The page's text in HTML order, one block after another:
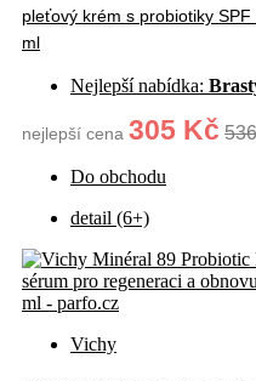
pleťový krém s probiotiky SPF
ml
Nejlepší nabídka:
nejlepší cena 305 Kč
Do obchodu
detail (6+)
Vichy